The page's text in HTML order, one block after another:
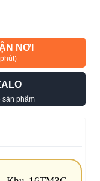
NƠI
sản phẩm